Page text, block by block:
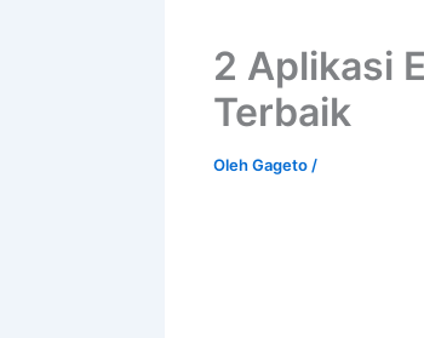
2 Aplikasi
Terbaik
OlehGageto /